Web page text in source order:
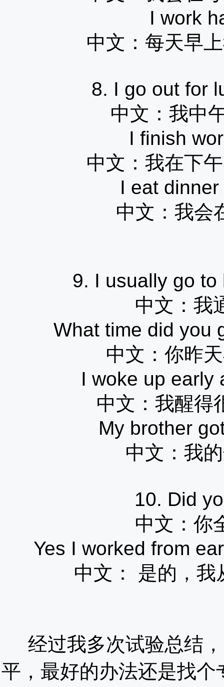
I work
中文： 每天早
8. I go out for
中文： 我中
I finish
中文： 我在下午
I eat dinner
中文： 我会
9. I usually go
中文： 我
What time did you
中文： 你昨
I woke up early
中文： 我醒得
My brother
中文： 我
10. Did
中文： 你
Yes I worked from
中文： 是的，我
经过我多次试验总结
平，最好的办法还是找